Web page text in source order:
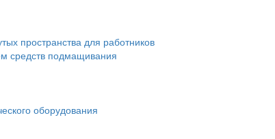
пространства для работников
средств подмащивания
оборудования